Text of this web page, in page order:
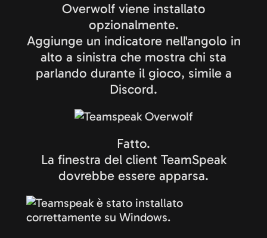
Overwolf viene installato
opzionalmente.
Aggiunge un indicatore nell'angolo in
alto a sinistra che mostra chi sta
parlando durante il gioco, simile a
Discord.
Fatto.
La finestra del client TeamSpeak
dovrebbe essere apparsa.